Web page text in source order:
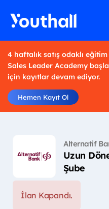
4 haftalık satış odaklı
Sales Leader Academy
için kayıtlar devam ediyor.
Hemen Kayıt Ol
Alternatif
Uzun
Şube
İlan Kapandı.